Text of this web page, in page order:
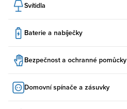
Svítidla
Baterie a nabíječky
Bezpečnost a ochranné pomůcky
Domovní spínače a zásuvky